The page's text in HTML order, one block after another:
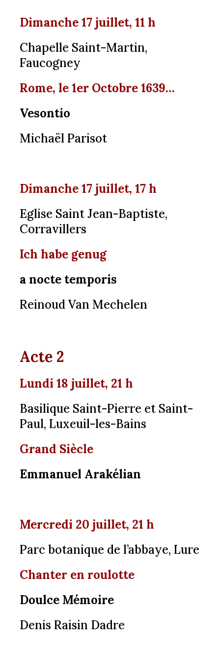
Dimanche 17 juillet, 11 h
Chapelle Saint-Martin,
Faucogney
Rome, le 1er Octobre 1639…
Vesontio
Michaël Parisot
Dimanche 17 juillet, 17 h
Eglise Saint Jean-Baptiste,
Corravillers
Ich habe genug
a nocte temporis
Reinoud Van Mechelen
Acte 2
Lundi 18 juillet, 21 h
Basilique Saint-Pierre et Saint-
Paul, Luxeuil-les-Bains
Grand Siècle
Emmanuel Arakélian
Mercredi 20 juillet, 21 h
Parc botanique de l’abbaye, Lure
Chanter en roulotte
Doulce Mémoire
Denis Raisin Dadre